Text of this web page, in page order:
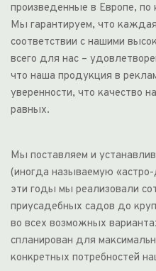
произведенные в Европе, по
Мы гарантируем, что
соответствии с нашими
всего для нас –
что наша продукция в
уверенности, что качество
равных.
Мы поставляем и
(иногда называемую
эти годы мы реализовали
приусадебных садов до
во всех возможных
спланирован для
конкретных потребностей